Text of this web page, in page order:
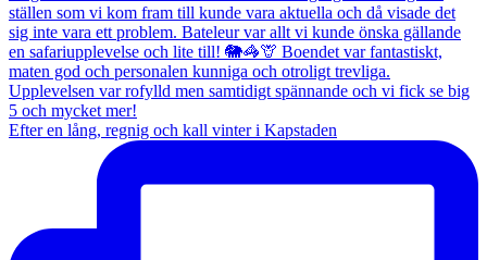
Efter en lång, regnig och kall vinter i Kapstaden